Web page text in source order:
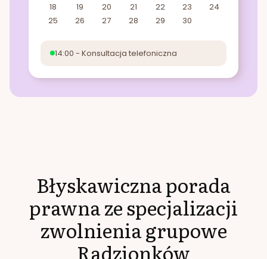
18
19 20 21 22 23
24
25
26 27 28 29 30
14:00 - Konsultacja telefoniczna
Błyskawiczna porada
prawna ze specjalizacji
zwolnienia grupowe
Radzionków